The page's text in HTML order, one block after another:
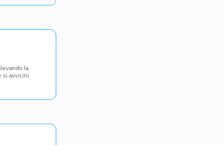
la
si avvicini